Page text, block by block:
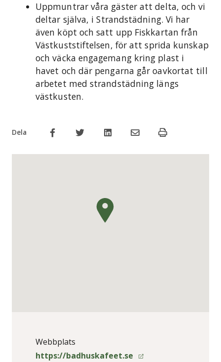
Uppmuntrar våra gäster att delta, och vi
deltar själva, i Strandstädning. Vi har
även köpt och satt upp Fiskkartan från
Västkuststiftelsen, för att sprida kunskap
och väcka engagemang kring plast i
havet och där pengarna går oavkortat till
arbetet med strandstädning längs
västkusten.
Dela
Webbplats
https://badhuskafeet.se